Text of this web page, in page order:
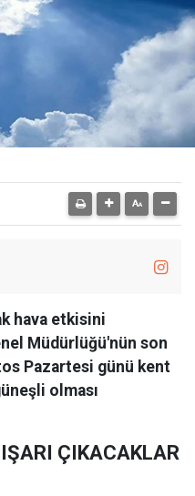
hava etkisini
Müdürlüğü'nün son
Pazartesi günü kent
olması
ÇIKACAKLAR